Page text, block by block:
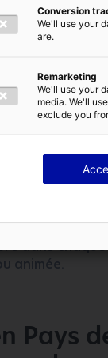
la voix
pour créer
Geoffroy
et
Son
ou
le pôle
des
au
dans
animée.
Pays
Conversion
We'll use your
are.
Remarketing
We'll use your
media. We'll
exclude you